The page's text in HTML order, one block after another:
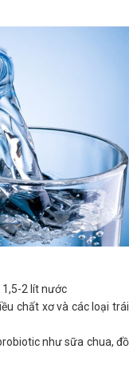
2 lít nước
chất xơ và các loại trái
như sữa chua, đồ